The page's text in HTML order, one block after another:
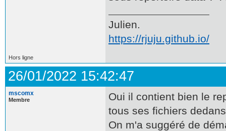
Julien.
https://rjuju.github.io/
Hors ligne
26/01/2022 15:42:47
mscomx
Membre
Oui il contient bien le
tous ses fichiers
On m'a suggéré de